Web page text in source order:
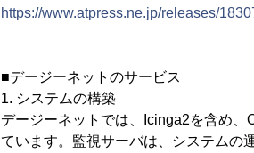
https://www.atpress.ne.jp/releases/
■デージーネットのサービス
1. システムの構築
デージーネットでは、Icinga2を含め
ています。監視サーバは、システムの